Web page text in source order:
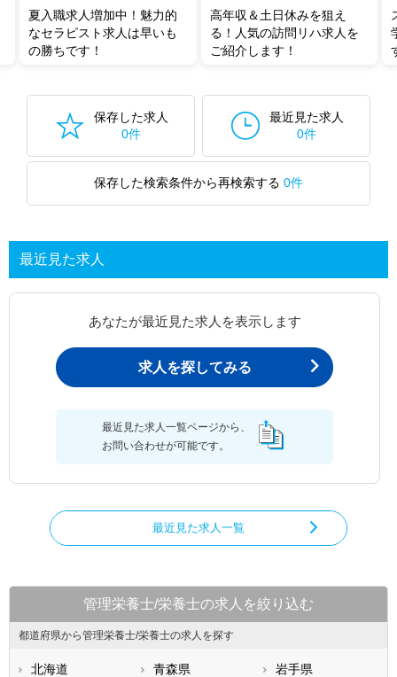
夏入職求人増加中！魅力的
なセラピスト求人は早いも
の勝ちです！
高年収＆土日休みを狙え
る！人気の訪問リハ求人を
ご紹介します！
保存した求人
0件
最近見た求人
0件
保存した検索条件から再検索する 0件
最近見た求人
あなたが最近見た求人を表示します
求人を探してみる
最近見た求人一覧ページから、
お問い合わせが可能です。
最近見た求人一覧
管理栄養士/栄養士の求人を絞り込む
都道府県から管理栄養士/栄養士の求人を探す
北海道 青森県
岩手県